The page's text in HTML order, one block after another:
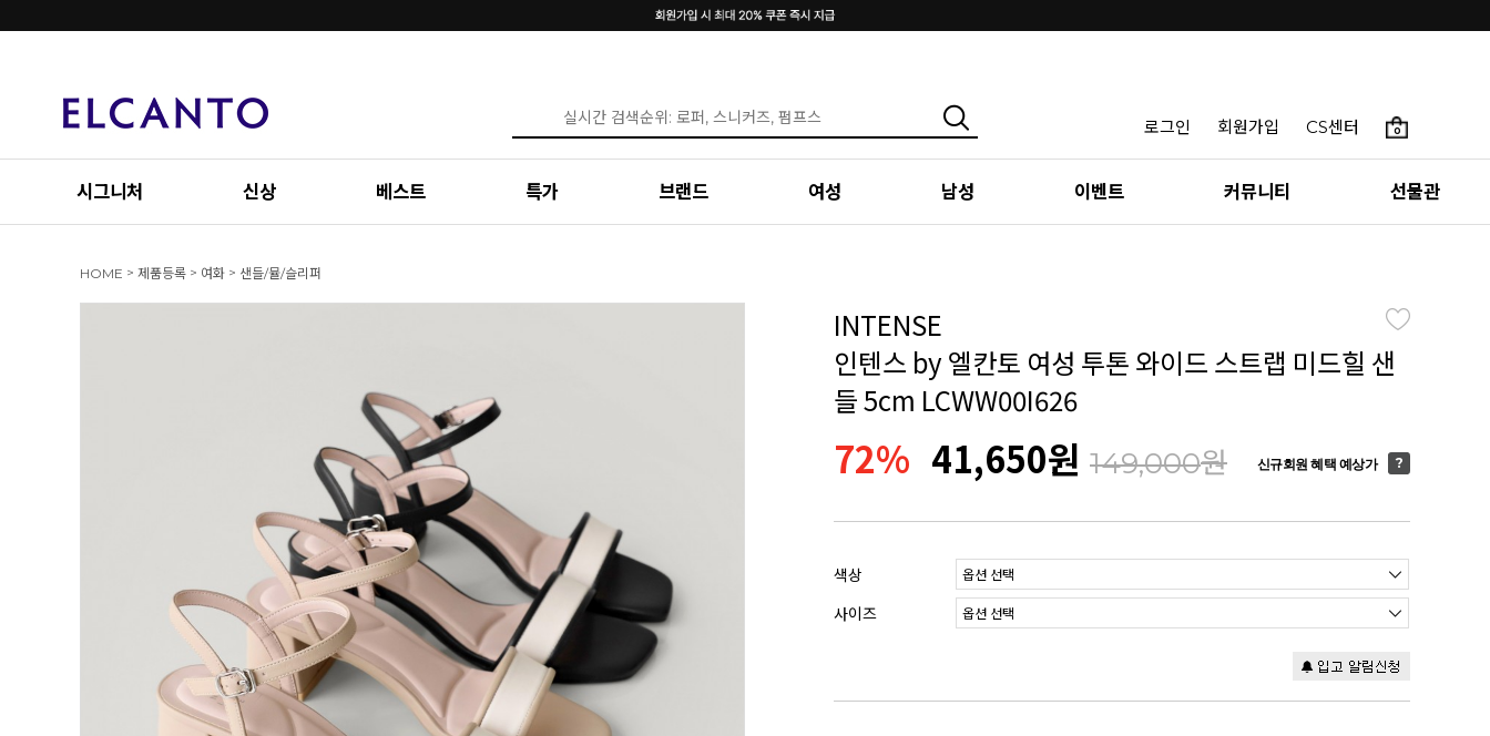
로그인 회원가입 CS센터 0
시그니처 신상 베스트 특가 브랜드 여성 남성 이벤트 커뮤니티 선물관
HOME > 제품등록 > 여화 > 샌들/뮬/슬리퍼
INTENSE
인텐스 by 엘칸토 여성 투톤 와이드 스트랩 미드힐 샌
들 5cm LCWW00I626
72% 41,650원 149,000원 신규회원 혜택 예상가
색상
사이즈